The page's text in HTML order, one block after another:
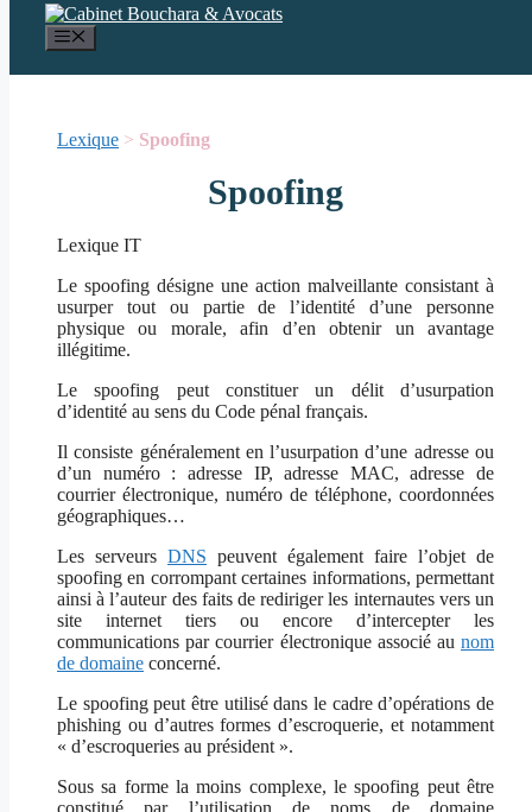
contenu
Lexique > Spoofing
Spoofing
Lexique IT
Le spoofing désigne une action malveillante consistant à
usurper tout ou partie de l’identité d’une personne
physique ou morale, afin d’en obtenir un avantage
illégitime.
Le spoofing peut constituer un délit d’usurpation
d’identité au sens du Code pénal français.
Il consiste généralement en l’usurpation d’une adresse ou
d’un numéro : adresse IP, adresse MAC, adresse de
courrier électronique, numéro de téléphone, coordonnées
géographiques…
Les serveurs DNS peuvent également faire l’objet de
spoofing en corrompant certaines informations, permettant
ainsi à l’auteur des faits de rediriger les internautes vers un
site internet tiers ou encore d’intercepter les
communications par courrier électronique associé au nom
de domaine concerné.
Le spoofing peut être utilisé dans le cadre d’opérations de
phishing ou d’autres formes d’escroquerie, et notamment
« d’escroqueries au président ».
Sous sa forme la moins complexe, le spoofing peut être
constitué par l’utilisation de noms de domaine